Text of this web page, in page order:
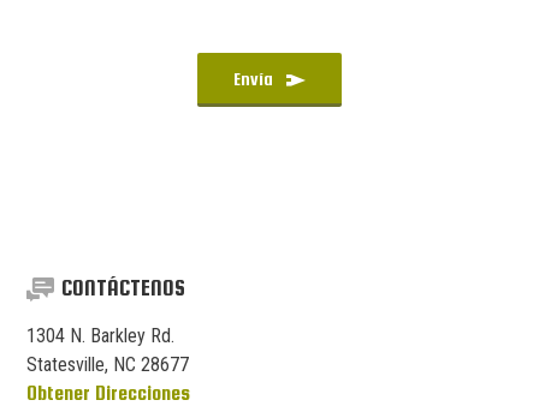
Envía
CONTÁCTENOS
1304 N. Barkley Rd.
Statesville, NC 28677
Obtener Direcciones